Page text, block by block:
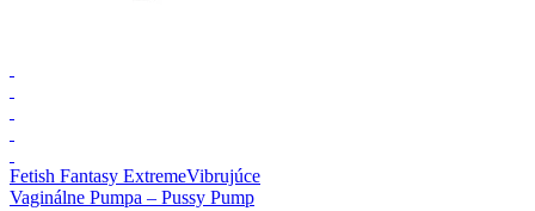
Fetish Fantasy ExtremeVibrujúce
Vaginálne Pumpa – Pussy Pump